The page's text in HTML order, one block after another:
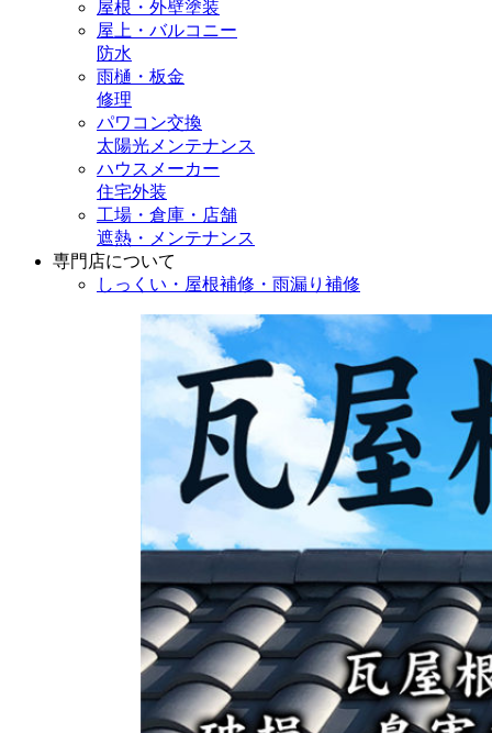
屋根・外壁塗装
屋上・バルコニー
防水
雨樋・板金
修理
パワコン交換
太陽光メンテナンス
ハウスメーカー
住宅外装
工場・倉庫・店舗
遮熱・メンテナンス
専門店について
しっくい・屋根補修・雨漏り補修